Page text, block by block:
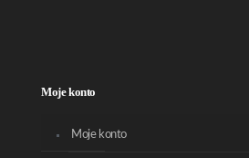
Moje konto
Moje konto